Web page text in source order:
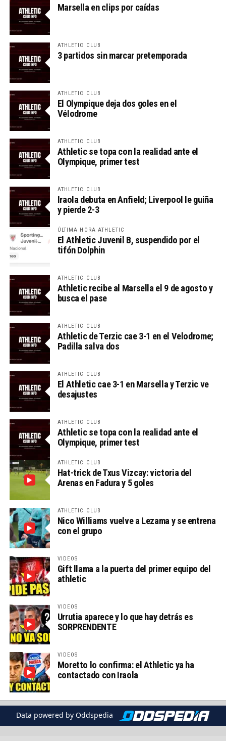
Marsella en clips por caídas
ATHLETIC CLUB
3 partidos sin marcar pretemporada
ATHLETIC CLUB
El Olympique deja dos goles en el
Vélodrome
ATHLETIC CLUB
Athletic se topa con la realidad ante el
Olympique, primer test
ATHLETIC CLUB
Iraola debuta en Anfield; Liverpool le guiña
y pierde 2-3
ÚLTIMA HORA ATHLETIC
El Athletic Juvenil B, suspendido por el
tifón Dolphin
ATHLETIC CLUB
Athletic recibe al Marsella el 9 de agosto y
busca el pase
ATHLETIC CLUB
Athletic de Terzic cae 3-1 en el Velodrome;
Padilla salva dos
ATHLETIC CLUB
El Athletic cae 3-1 en Marsella y Terzic ve
desajustes
ATHLETIC CLUB
Athletic se topa con la realidad ante el
Olympique, primer test
ATHLETIC CLUB
Hat-trick de Txus Vizcay: victoria del
Arenas en Fadura y 5 goles
ATHLETIC CLUB
Nico Williams vuelve a Lezama y se entrena
con el grupo
VIDEOS
Gift llama a la puerta del primer equipo del
athletic
VIDEOS
Urrutia aparece y lo que hay detrás es
SORPRENDENTE
VIDEOS
Moretto lo confirma: el Athletic ya ha
contactado con Iraola
Data powered by Oddspedia